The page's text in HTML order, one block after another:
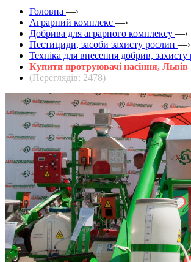
Головна —›
Аграрний комплекс —›
Добрива для аграрного комплексу —›
Пестициди, засоби захисту рослин —›
Техніка для внесення добрив, захисту
Купити протруювачі насіння, Львів
(Переглядів: 2478)